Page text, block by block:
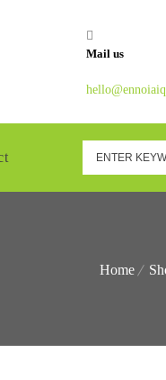
Mail us
Home